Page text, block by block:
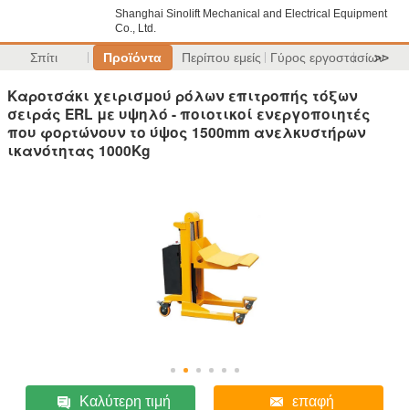
Shanghai Sinolift Mechanical and Electrical Equipment
Co., Ltd.
Σπίτι Προϊόντα Περίπου εμείς Γύρος εργοστασίων
>>
Καροτσάκι χειρισμού ρόλων επιτροπής τόξων
σειράς ERL με υψηλό - ποιοτικοί ενεργοποιητές
που φορτώνουν το ύψος 1500mm ανελκυστήρων
ικανότητας 1000Kg
Καλύτερη τιμή επαφή